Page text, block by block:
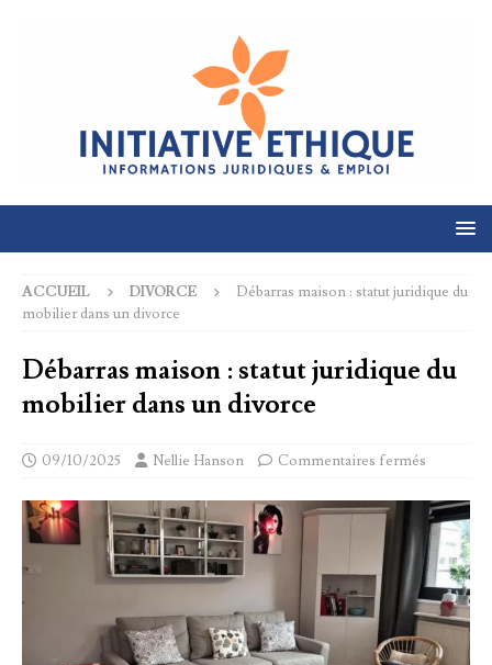
ACCUEIL DIVORCE
Débarras maison : statut juridique du
mobilier dans un divorce
Débarras maison : statut juridique du
mobilier dans un divorce
09/10/2025 Nellie Hanson Commentaires fermés